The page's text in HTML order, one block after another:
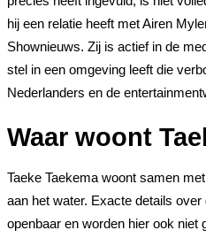
hij een relatie heeft met Airen
Shownieuws. Zij is actief in de
stel in een omgeving leeft die
Nederlanders en de
Waar woont
Taeke Taekema woont samen
aan het water. Exacte details
openbaar en worden hier ook niet